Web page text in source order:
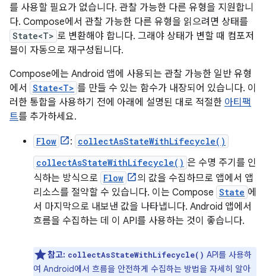
를 사용할 필요가 없습니다. 관찰 가능한 다른 유형을 지원합니
다. Compose에서 관찰 가능한 다른 유형을 읽으려면 상태를
State<T> 로 변환해야 합니다. 그래야 상태가 변할 때 컴포저
블이 자동으로 재구성됩니다.
Compose에는 Android 앱에 사용되는 관찰 가능한 일반 유형
에서
State<T> 를 만들 수 있는 함수가 내장되어 있습니다. 이
러한 통합을 사용하기 전에 아래에 설명된 대로 적절한 아티팩
트를 추가하세요.
Flow : collectAsStateWithLifecycle()
collectAsStateWithLifecycle() 은 수명 주기를 인
식하는 방식으로 Flow
의 값을 수집하므로 앱에서 앱
리소스를 절약할 수 있습니다. 이는 Compose State 에
서 마지막으로 내보낸 값을 나타냅니다. Android 앱에서
흐름을 수집하는 데 이 API를 사용하는 것이 좋습니다.
참고: collectAsStateWithLifecycle() API를 사용하
여 Android에서 흐름을 안전하게 수집하는 방법을 자세히 알아